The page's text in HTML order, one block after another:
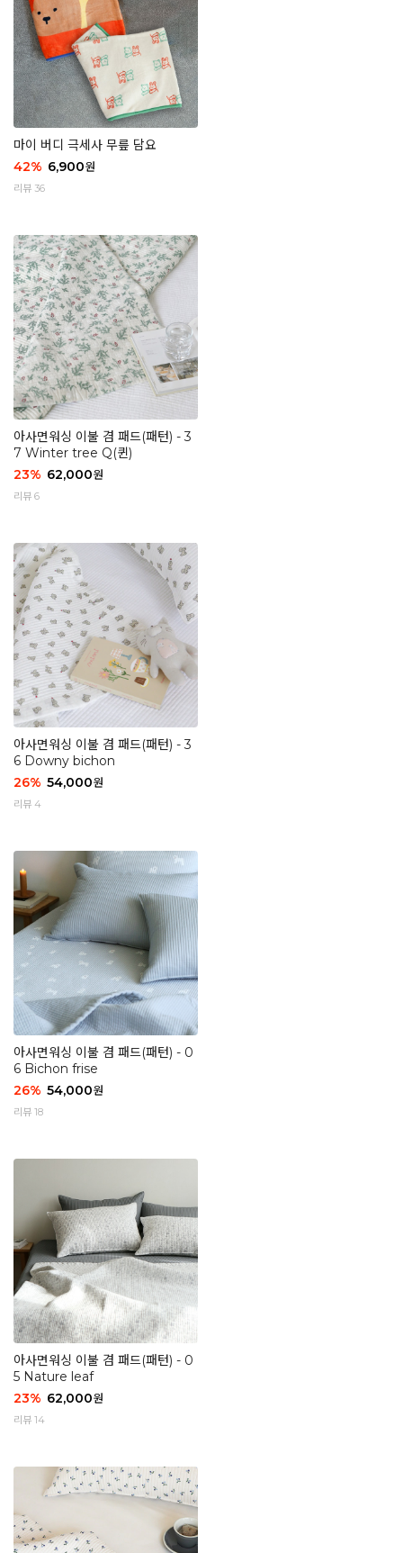
마이 버디 극세사 무릎 담요
42% 6,900원
리뷰 36
아사면워싱 이불 겸 패드(패턴) - 3
7 Winter tree Q(퀸)
23% 62,000원
리뷰 6
아사면워싱 이불 겸 패드(패턴) - 3
6 Downy bichon
26% 54,000원
리뷰 4
아사면워싱 이불 겸 패드(패턴) - 0
6 Bichon frise
26% 54,000원
리뷰 18
아사면워싱 이불 겸 패드(패턴) - 0
5 Nature leaf
23% 62,000원
리뷰 14